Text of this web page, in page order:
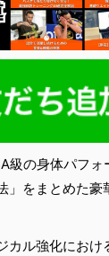
級の身体パフォ
」をまとめた豪
カル強化におけ